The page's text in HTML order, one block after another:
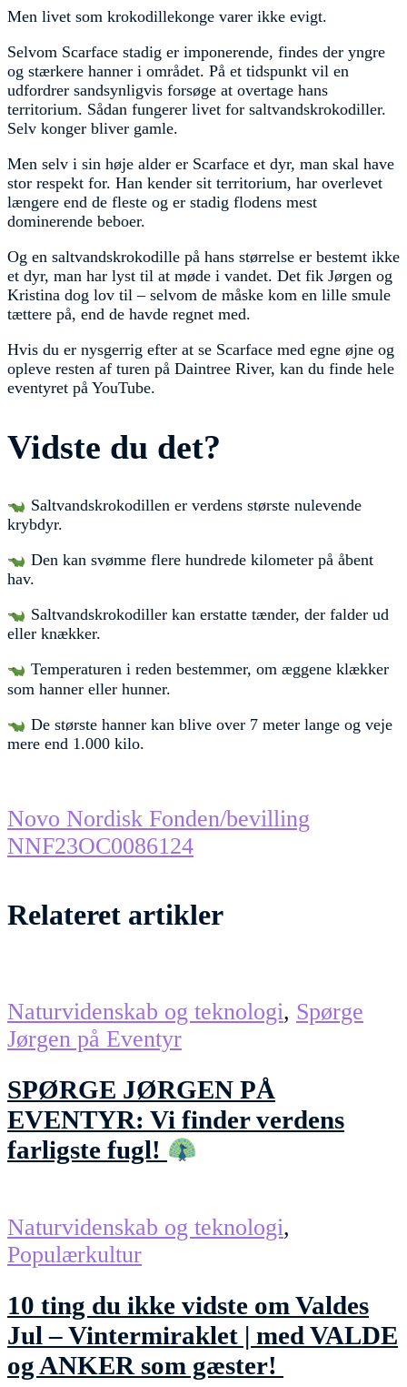
Men livet som krokodillekonge varer ikke evigt.
Selvom Scarface stadig er imponerende, findes der yngre
og stærkere hanner i området. På et tidspunkt vil en
udfordrer sandsynligvis forsøge at overtage hans
territorium. Sådan fungerer livet for saltvandskrokodiller.
Selv konger bliver gamle.
Men selv i sin høje alder er Scarface et dyr, man skal have
stor respekt for. Han kender sit territorium, har overlevet
længere end de fleste og er stadig flodens mest
dominerende beboer.
Og en saltvandskrokodille på hans størrelse er bestemt ikke
et dyr, man har lyst til at møde i vandet. Det fik Jørgen og
Kristina dog lov til – selvom de måske kom en lille smule
tættere på, end de havde regnet med.
Hvis du er nysgerrig efter at se Scarface med egne øjne og
opleve resten af turen på Daintree River, kan du finde hele
eventyret på YouTube.
Vidste du det?
Saltvandskrokodillen er verdens største nulevende
krybdyr.
Den kan svømme flere hundrede kilometer på åbent
hav.
Saltvandskrokodiller kan erstatte tænder, der falder ud
eller knækker.
Temperaturen i reden bestemmer, om æggene klækker
som hanner eller hunner.
De største hanner kan blive over 7 meter lange og veje
mere end 1.000 kilo.
Novo Nordisk Fonden/bevilling
NNF23OC0086124
Relateret artikler
Naturvidenskab og teknologi, Spørge
Jørgen på Eventyr
SPØRGE JØRGEN PÅ
EVENTYR: Vi finder verdens
farligste fugl!
Naturvidenskab og teknologi,
Populærkultur
10 ting du ikke vidste om Valdes
Jul – Vintermiraklet | med VALDE
og ANKER som gæster!